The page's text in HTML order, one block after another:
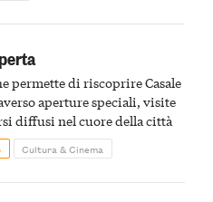
permette di riscoprire Casale
aperture speciali, visite
diffusi nel cuore della città
Cultura & Cinema